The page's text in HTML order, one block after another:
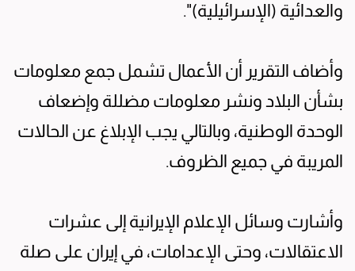
والعدائية (الإسرائيلية)".
وأضاف التقرير أن الأعمال تشمل جمع معلومات
بشأن البلاد ونشر معلومات مضللة وإضعاف
الوحدة الوطنية، وبالتالي يجب الإبلاغ عن الحالات
المريبة في جميع الظروف.
وأشارت وسائل الإعلام الإيرانية إلى عشرات
الاعتقالات، وحتى الإعدامات، في إيران على صلة